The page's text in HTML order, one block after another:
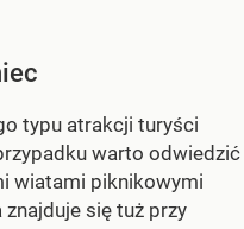
typu atrakcji turyści
warto odwiedzić
wiatami piknikowymi
znajduje się tuż przy